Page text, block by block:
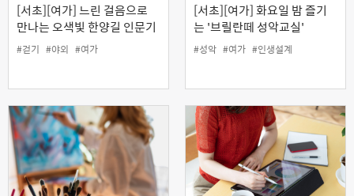
[서초][여가] 느린 걸음으로
만나는 오색빛 한양길 인문기
행
#걷기 #야외 #여가
[서초][여가] 화요일 밤 즐기
는 '브릴란떼 성악교실'
#성악 #여가 #인생설계